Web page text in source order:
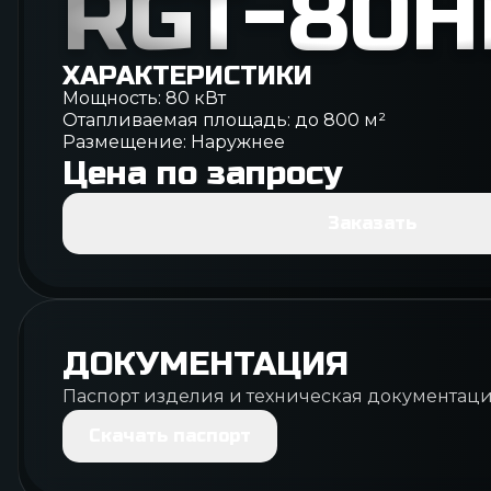
ХАРАКТЕРИСТИКИ
Мощность: 80 кВт
Отапливаемая площадь: до 800 м²
Размещение: Наружнее
Цена по запросу
ДОКУМЕНТАЦИЯ
Паспорт изделия и техническая